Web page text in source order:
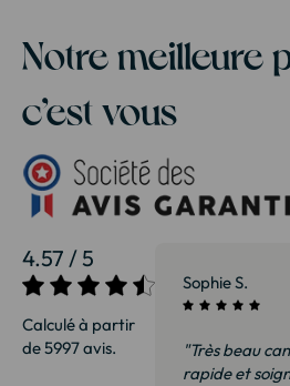
Notre meilleure
c’est vous
4.57 / 5
Calculé à partir
de 5997 avis.
S. 27/07/2026
canapé ! Livraison